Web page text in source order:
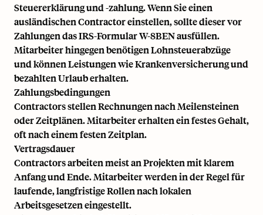
Steuererklärung und -zahlung. Wenn Sie einen
ausländischen Contractor einstellen, sollte dieser vor
Zahlungen das IRS-Formular W-8BEN ausfüllen.
Mitarbeiter hingegen benötigen Lohnsteuerabzüge
und können Leistungen wie Krankenversicherung und
bezahlten Urlaub erhalten.
Zahlungsbedingungen
Contractors stellen Rechnungen nach Meilensteinen
oder Zeitplänen. Mitarbeiter erhalten ein festes Gehalt,
oft nach einem festen Zeitplan.
Vertragsdauer
Contractors arbeiten meist an Projekten mit klarem
Anfang und Ende. Mitarbeiter werden in der Regel für
laufende, langfristige Rollen nach lokalen
Arbeitsgesetzen eingestellt.